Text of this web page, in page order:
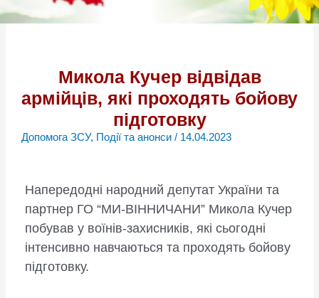
Микола Кучер відвідав
армійців, які проходять бойову
підготовку
Допомога ЗСУ, Події та анонси/ 14.04.2023
Напередодні народний депутат України та
партнер ГО “МИ-ВІННИЧАНИ” Микола Кучер
побував у воїнів-захисників, які сьогодні
інтенсивно навчаються та проходять бойову
підготовку.